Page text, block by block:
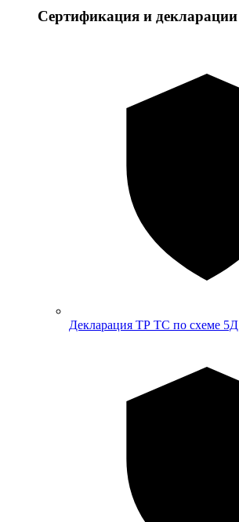
Сертификация и декларации
Декларация ТР ТС по схеме 5Д